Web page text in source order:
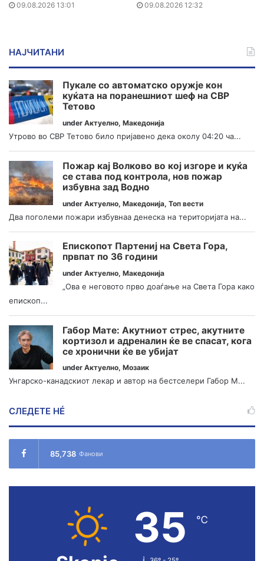
09.08.2026 13:01 09.08.2026 12:32
НАЈЧИТАНИ
Пукале со автоматско оружје кон
куќата на поранешниот шеф на СВР
Тетово
under Актуелно, Македонија
Утрово во СВР Тетово било пријавено дека околу 04:20 ча...
Пожар кај Волково во кој изгоре и куќа
се става под контрола, нов пожар
избувна зад Водно
under Актуелно, Македонија, Топ вести
Два поголеми пожари избувнаа денеска на територијата на...
Епископот Партениј на Света Гора,
првпат по 36 години
under Актуелно, Македонија
„Ова е неговото прво доаѓање на Света Гора како
епископ...
Габор Мате: Акутниот стрес, акутните
кортизол и адреналин ќе ве спасат, кога
се хронични ќе ве убијат
under Актуелно, Мозаик
Унгарско-канадскиот лекар и автор на бестселери Габор М...
СЛЕДЕТЕ НÉ
85,738 Фанови
35 ℃